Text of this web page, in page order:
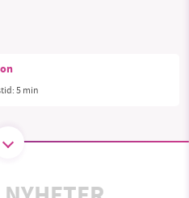
5 min